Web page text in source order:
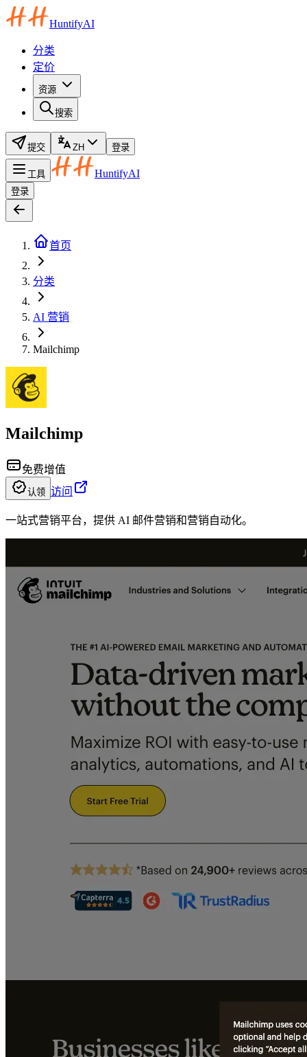
HuntifyAI
分类
定价
资源
搜索
提交 ZH 登录
工具 HuntifyAI
登录
首页
分类
AI 营销
Mailchimp
Mailchimp
免费增值
认领 访问
一站式营销平台，提供 AI 邮件营销和营销自动化。